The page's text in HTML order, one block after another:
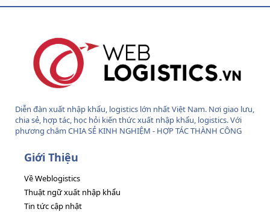
Diễn đàn xuất nhập khẩu, logistics lớn nhất Việt Nam. Nơi giao lưu,
chia sẻ, hợp tác, học hỏi kiến thức xuất nhập khẩu, logistics. Với
phương châm CHIA SẺ KINH NGHIỆM - HỢP TÁC THÀNH CÔNG
Giới Thiệu
Về Weblogistics
Thuật ngữ xuất nhập khẩu
Tin tức cập nhật